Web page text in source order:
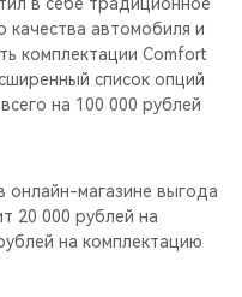
качества автомобиля и
комплектации Comfort
список опций
на 100 000 рублей
онлайн-магазине выгода
20 000 рублей на
на комплектацию